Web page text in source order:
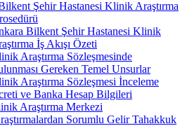
Şehir Hastanesi Klinik Araştırma
Bilkent Şehir Hastanesi Klinik
İş Akışı Özeti
Araştırma Sözleşmesinde
Gereken Temel Unsurlar
Araştırma Sözleşmesi İnceleme
ve Banka Hesap Bilgileri
Araştırma Merkezi
Sorumlu Gelir Tahakkuk